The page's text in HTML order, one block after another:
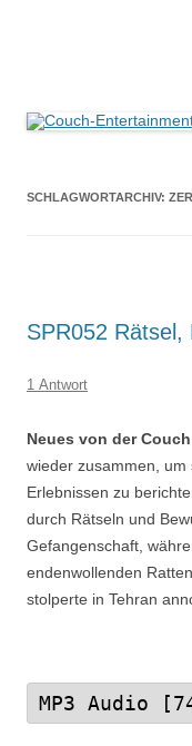
SCHLAGWORTARCHIV:
SPR052 Rätsel,
1 Antwort
Neues von der Couch
wieder zusammen, um
Erlebnissen zu
durch Rätseln und
Gefangenschaft,
endenwollenden
stolperte in Tehran